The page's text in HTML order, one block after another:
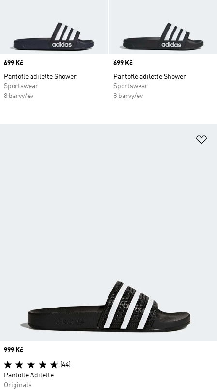
Price
699 Kč
Pantofle adilette Shower
Sportswear
8 barvy/ev
Price
699 Kč
Pantofle adilette Shower
Sportswear
8 barvy/ev
Price
999 Kč
(44)
Pantofle Adilette
Originals